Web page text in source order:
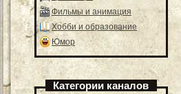
Фильмы и анимация
Хобби и образование
Юмор
Категории каналов